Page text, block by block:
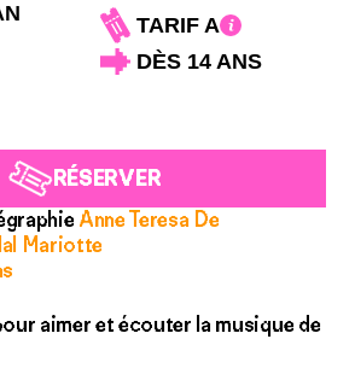
TARIF A
DÈS 14 ANS
RÉSERVER
Anne Teresa De
Mariotte
pour aimer et écouter la musique de